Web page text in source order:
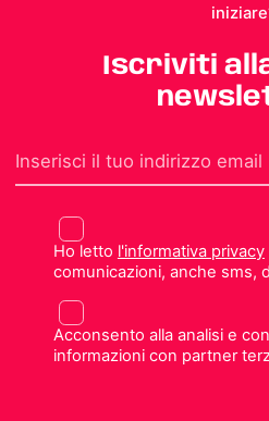
Iscriviti
Ho letto l'informativa privacy
comunicazioni, anche sms,
Acconsento alla analisi e
informazioni con partner